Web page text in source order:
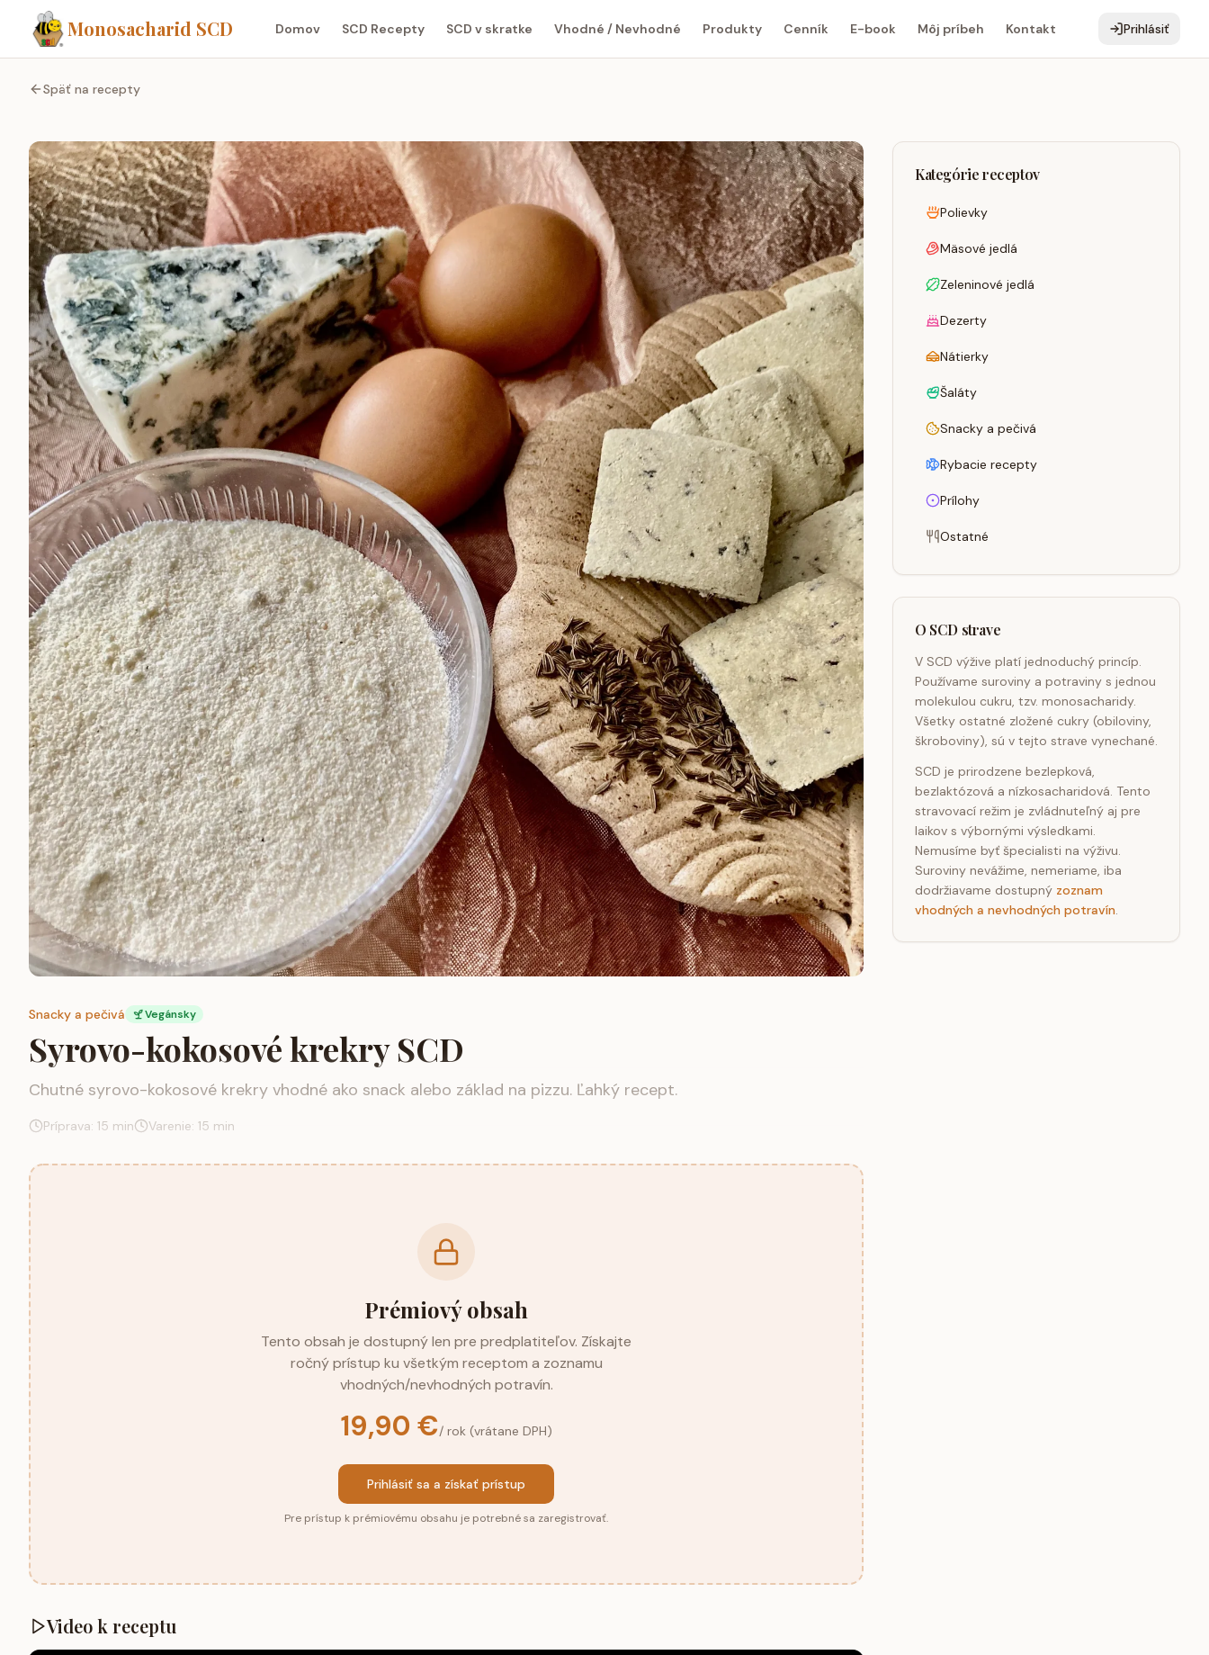
Monosacharid SCD Domov SCD Recepty SCD v skratke Vhodné / Nevhodné Produkty Cenník E-book Môj príbeh Kontakt Prihlásiť
Späť na recepty
Snacky a pečivá Vegánsky
Syrovo-kokosové krekry SCD
Chutné syrovo-kokosové krekry vhodné ako snack alebo základ na pizzu. Ľahký recept.
Príprava: 15 min Varenie: 15 min
Prémiový obsah
Tento obsah je dostupný len pre predplatiteľov. Získajte
ročný prístup ku všetkým receptom a zoznamu
vhodných/nevhodných potravín.
19,90 €/ rok (vrátane DPH)
Prihlásiť sa a získať prístup
Pre prístup k prémiovému obsahu je potrebné sa zaregistrovať.
Video k receptu
Kategórie receptov
Polievky
Mäsové jedlá
Zeleninové jedlá
Dezerty
Nátierky
Šaláty
Snacky a pečivá
Rybacie recepty
Prílohy
Ostatné
O SCD strave
V SCD výžive platí jednoduchý princíp.
Používame suroviny a potraviny s jednou
molekulou cukru, tzv. monosacharidy.
Všetky ostatné zložené cukry (obiloviny,
škroboviny), sú v tejto strave vynechané.
SCD je prirodzene bezlepková,
bezlaktózová a nízkosacharidová. Tento
stravovací režim je zvládnuteľný aj pre
laikov s výbornými výsledkami.
Nemusíme byť špecialisti na výživu.
Suroviny nevážime, nemeriame, iba
dodržiavame dostupný zoznam
vhodných a nevhodných potravín.